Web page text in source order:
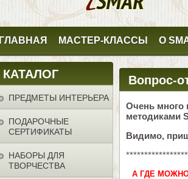
ГЛАВНАЯ МАСТЕР-КЛАССЫ О
КАТАЛОГ
ПРЕДМЕТЫ ИНТЕРЬЕРА
ПОДАРОЧНЫЕ
СЕРТИФИКАТЫ
НАБОРЫ ДЛЯ
ТВОРЧЕСТВА
Вопрос-
Очень много
методиками
Видимо,
А ГДЕ